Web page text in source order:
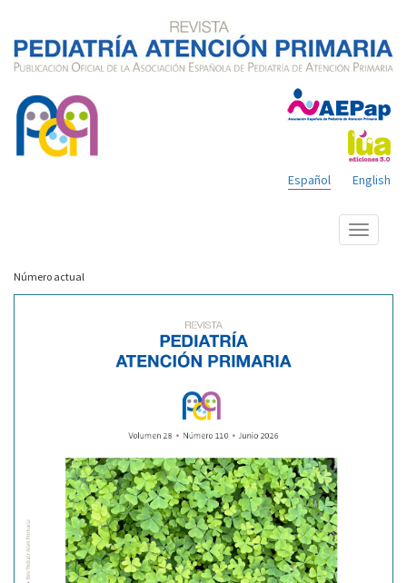
English
Español
Mostrar
menú
Número actual